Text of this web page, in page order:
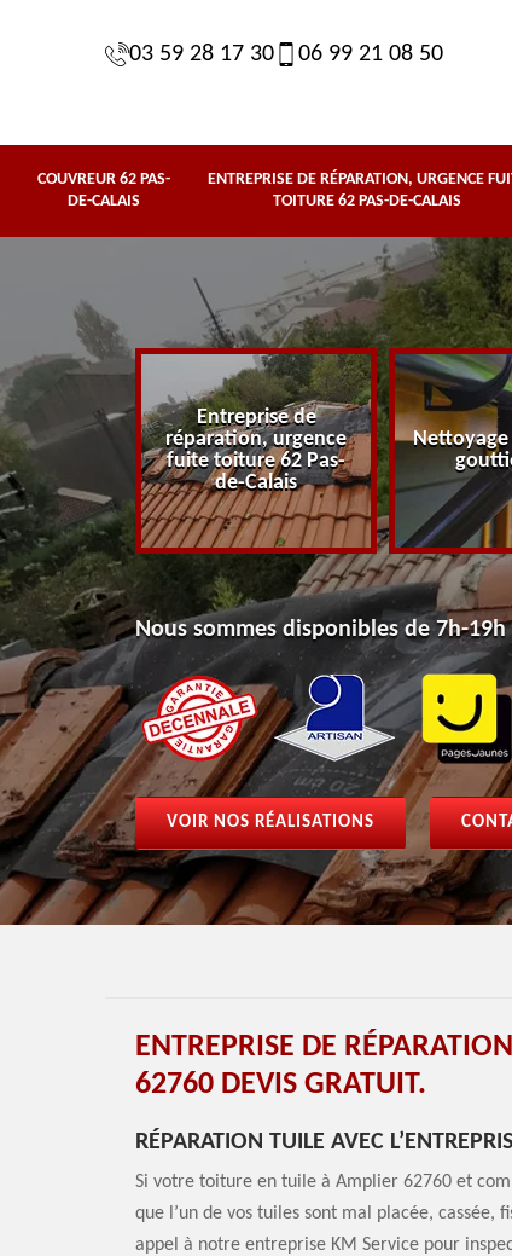
03 59 28 17 30 06 99 21 08 50
COUVREUR 62 PAS-
DE-CALAIS
ENTREPRISE DE RÉPARATION, URGENCE
TOITURE 62 PAS-DE-CALAIS
Pas-de-
Entreprise de
réparation, urgence
fuite toiture 62 Pas-
de-Calais
Nettoyage
Nous sommes disponibles de 7h-19h
VOIR NOS RÉALISATIONS
ENTREPRISE DE
62760 DEVIS GRATUIT.
RÉPARATION TUILE AVEC
Si votre toiture en tuile à Amplier 62760 et
que l’un de vos tuiles sont mal placée,
appel à notre entreprise KM Service pour